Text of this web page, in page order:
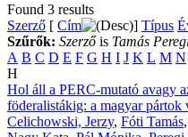
Found 3 results
Szerző [ Cím ] Típus
Szűrők: Szerzőis Tamás
A B C D E F G H I J K L M N
H
Hol áll a PERC-mutató avagy
föderalistákig: a magyar
Celichowski, Jerzy, Fóti Tamás,